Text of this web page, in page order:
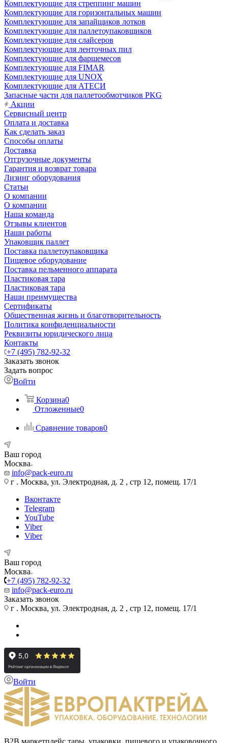
Комплектующие для стреппинг машин
Комплектующие для горизонтальных машин
Комплектующие для запайщиков лотков
Комплектующие для паллетоупаковщиков
Комплектующие для слайсеров
Комплектующие для ленточных пил
Комплектующие для фаршемесов
Комплектующие для FIMAR
Комплектующие для UNOX
Комплектующие для АТЕСИ
Запасные части для паллетообмотчиков PKG
Акции
Сервисный центр
Оплата и доставка
Как сделать заказ
Способы оплаты
Доставка
Отгрузочные документы
Гарантия и возврат товара
Лизинг оборудования
Статьи
О компании
О компании
Наша команда
Отзывы клиентов
Наши работы
Упаковщик паллет
Поставка паллетоупаковщика
Пищевое оборудование
Поставка пельменного аппарата
Пластиковая тара
Пластиковая тара
Наши преимущества
Сертификаты
Общественная жизнь и благотворительность
Политика конфиденциальности
Реквизиты юридического лица
Контакты
+7 (495) 782-92-32
Заказать звонок
Задать вопрос
Войти
Корзина0
Отложенные0
Сравнение товаров0
Ваш город
Москва
info@pack-euro.ru
г . Москва, ул. Электродная, д. 2 , стр 12, помещ. 17/1
Вконтакте
Telegram
YouTube
Viber
Viber
Ваш город
Москва
+7 (495) 782-92-32
info@pack-euro.ru
Заказать звонок
г . Москва, ул. Электродная, д. 2 , стр 12, помещ. 17/1
Войти
B2B маркетплейс тары, упаковки, пищевого и упаковочного